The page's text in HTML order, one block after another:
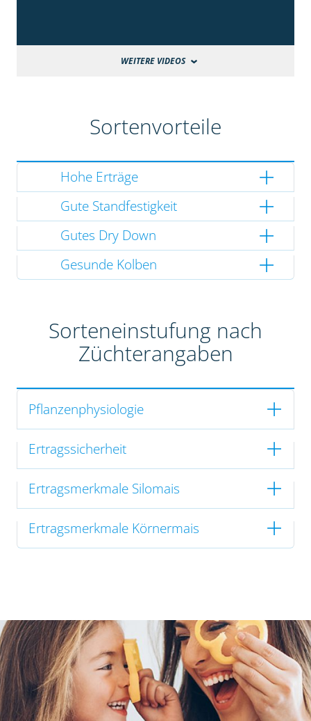
WEITERE VIDEOS
Sortenvorteile
Hohe Erträge
Gute Standfestigkeit
Gutes Dry Down
Gesunde Kolben
Sorteneinstufung nach
Züchterangaben
Pflanzenphysiologie
Ertragssicherheit
Ertragsmerkmale Silomais
Ertragsmerkmale Körnermais